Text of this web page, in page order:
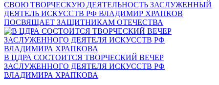
СВОЮ ТВОРЧЕСКУЮ ДЕЯТЕЛЬНОСТЬ ЗАСЛУЖЕННЫЙ
ДЕЯТЕЛЬ ИСКУССТВ РФ ВЛАДИМИР ХРАПКОВ
ПОСВЯЩАЕТ ЗАЩИТНИКАМ ОТЕЧЕСТВА
В ЦДРА СОСТОИТСЯ ТВОРЧЕСКИЙ ВЕЧЕР
ЗАСЛУЖЕННОГО ДЕЯТЕЛЯ ИСКУССТВ РФ
ВЛАДИМИРА ХРАПКОВА